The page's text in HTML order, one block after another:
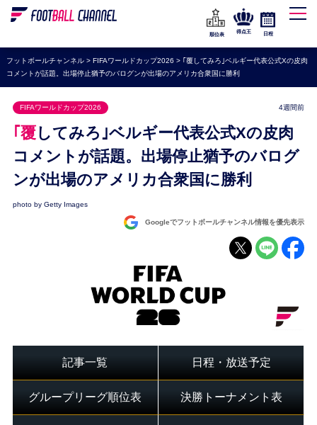
WEリーグ
海外サッカー
プレミアリーグ
ラ・リーガ
セリエA
ブンデスリーガ
UEFA
ナショナルチーム
順位表
得点王 日程
フットボールチャンネル> FIFAワールドカップ2026 > ｢覆してみろ｣ベルギー代表公式Xの皮肉
コメントが話題。出場停止猶予のバログンが出場のアメリカ合衆国に勝利
FIFAワールドカップ2026 4週間前
｢覆してみろ｣ベルギー代表公式Xの皮肉
コメントが話題。出場停止猶予のバログ
ンが出場のアメリカ合衆国に勝利
photo by Getty Images
Googleでフットボールチャンネル情報を優先表示
記事一覧 日程・放送予定
グループリーグ順位表 決勝トーナメント表